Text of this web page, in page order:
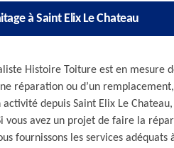
à Saint Elix Le Chateau
Histoire Toiture est en mesure
réparation ou d’un
activité depuis Saint Elix Le
vous avez un projet de faire la
fournissons les services